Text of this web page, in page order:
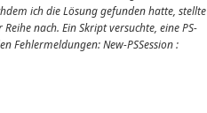
ich die Lösung gefunden hatte, stellte
nach. Ein Skript versuchte, eine PS-
Fehlermeldungen: New-PSSession :